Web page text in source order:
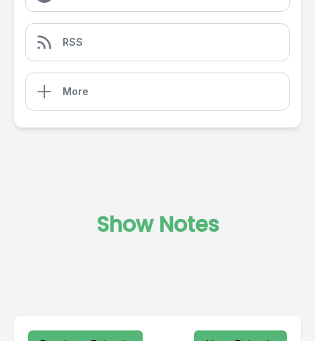
RSS
More
Show Notes